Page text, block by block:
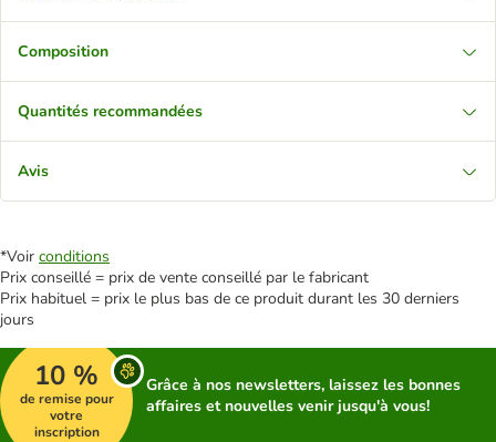
Composition
Quantités recommandées
Avis
*Voir conditions
Prix conseillé = prix de vente conseillé par le fabricant
Prix habituel = prix le plus bas de ce produit durant les 30 derniers
jours
10 %
de remise pour
votre
inscription
Grâce à nos newsletters, laissez les bonnes
affaires et nouvelles venir jusqu'à vous!